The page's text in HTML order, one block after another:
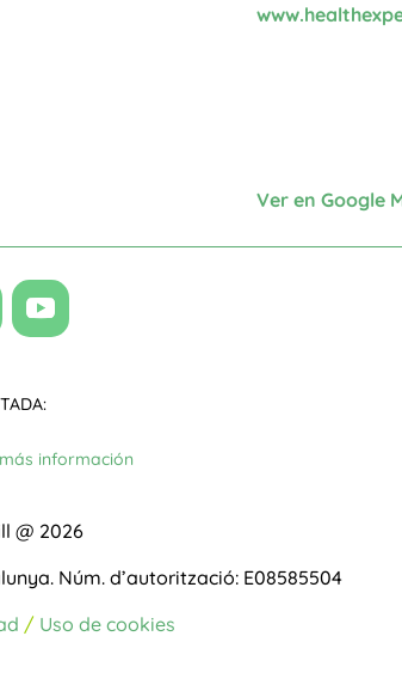
Ver en Google
@ 2026
Núm. d’autorització: E08585504
/ Uso de cookies